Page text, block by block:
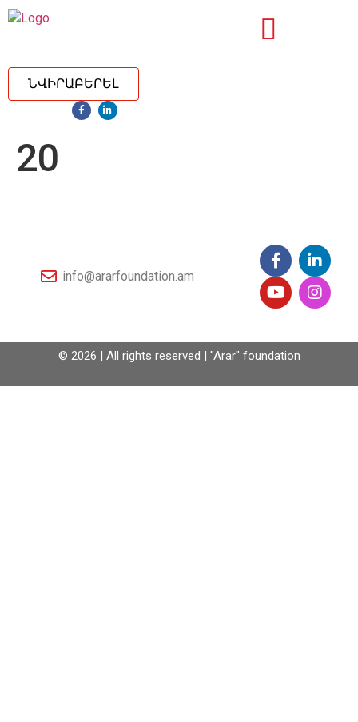
ՆՎԻՐԱԲԵՐԵԼ
20
info@ararfoundation.am
© 2026 | All rights reserved | "Arar" foundation